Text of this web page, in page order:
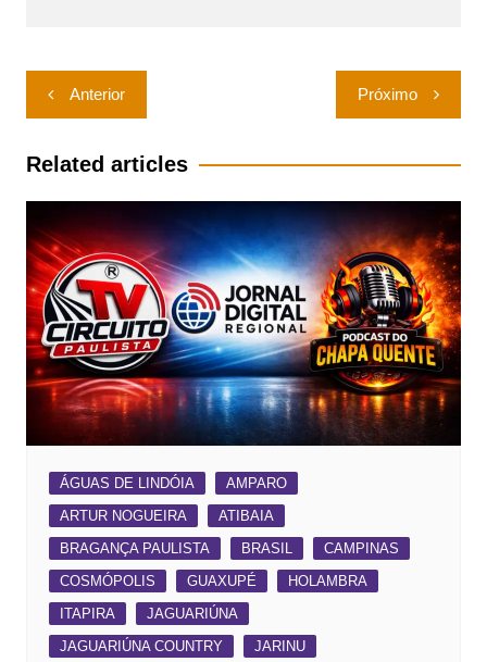
Navegação
de
Post
Anterior Próximo
Related articles
ÁGUAS DE LINDÓIA
AMPARO
ARTUR NOGUEIRA
ATIBAIA
BRAGANÇA PAULISTA
BRASIL
CAMPINAS
COSMÓPOLIS
GUAXUPÉ
HOLAMBRA
ITAPIRA
JAGUARIÚNA
JAGUARIÚNA COUNTRY
JARINU